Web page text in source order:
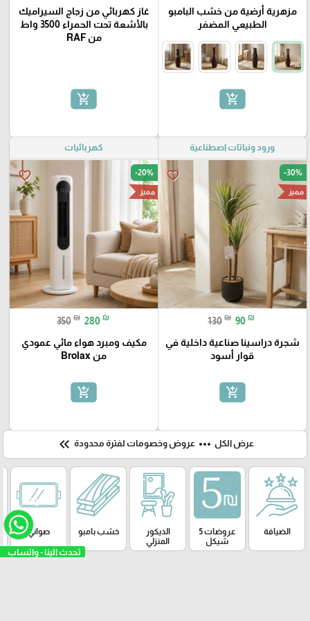
تحدث الينا -
مزهرية أرضية من خشب البامبو
الطبيعي المضفر
add_shopping_cart
غاز كهربائي من زجاج السيراميك
بالأشعة تحت الحمراء 3500 واط
من RAF
add_shopping_cart
ورود ونباتات اصطناعية
favorite_border -30%
مميز
130 ₪ 90 ₪
شجرة دراسينا صناعية داخلية في
قوار أسود
add_shopping_cart
كهربائيات
favorite_border -20%
مميز
350 ₪ 280 ₪
مكيف ومبرد هواء مائي عمودي
من Brolax
add_shopping_cart
عرض الكل more_horiz عروض وخصومات لفترة محدودة keyboard_double_arrow_left
الضيافة
عروضات 5
شيكل
الديكور
المنزلي
خشب بامبو صواني